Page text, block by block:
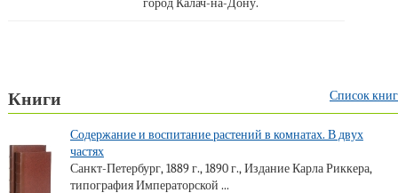
город Калач-на-Дону.
Книги Список книг
Содержание и воспитание растений в комнатах. В двух
частях
Санкт-Петербург, 1889 г., 1890 г., Издание Карла Риккера,
типография Императорской ...